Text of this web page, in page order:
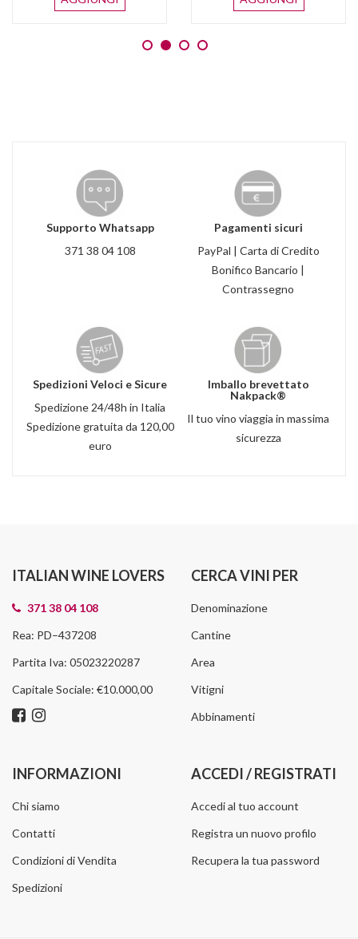
Supporto Whatsapp
371 38 04 108
Pagamenti sicuri
PayPal | Carta di Credito
Bonifico Bancario |
Contrassegno
Spedizioni Veloci e Sicure
Spedizione 24/48h in Italia
Spedizione gratuita da 120,00
euro
Imballo brevettato
Nakpack®
Il tuo vino viaggia in massima
sicurezza
ITALIAN WINE LOVERS
371 38 04 108
Rea: PD–437208
Partita Iva: 05023220287
Capitale Sociale: €10.000,00
CERCA VINI PER
Denominazione
Cantine
Area
Vitigni
Abbinamenti
INFORMAZIONI
Chi siamo
Contatti
Condizioni di Vendita
Spedizioni
ACCEDI / REGISTRATI
Accedi al tuo account
Registra un nuovo profilo
Recupera la tua password